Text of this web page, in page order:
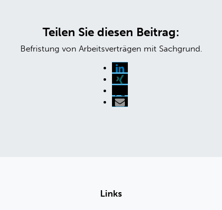
Teilen Sie diesen Beitrag:
Befristung von Arbeitsverträgen mit Sachgrund.
Links